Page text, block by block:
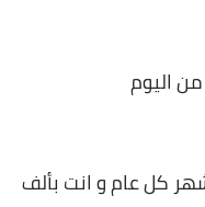
اليوم
كل عام و انت بألف